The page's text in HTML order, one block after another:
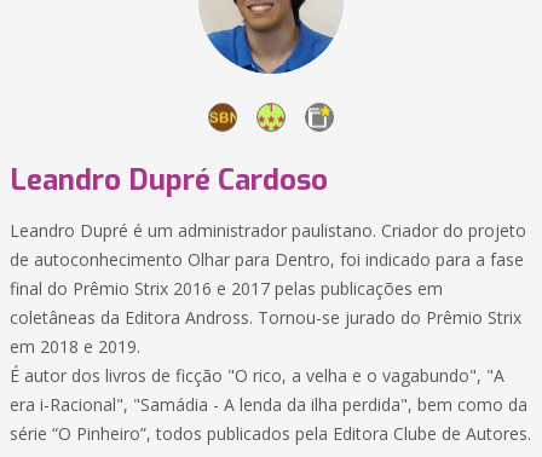
Leandro Dupré Cardoso
Leandro Dupré é um administrador paulistano. Criador do projeto
de autoconhecimento Olhar para Dentro, foi indicado para a fase
final do Prêmio Strix 2016 e 2017 pelas publicações em
coletâneas da Editora Andross. Tornou-se jurado do Prêmio Strix
em 2018 e 2019.
É autor dos livros de ficção "O rico, a velha e o vagabundo", "A
era i-Racional", "Samádia - A lenda da ilha perdida", bem como da
série “O Pinheiro”, todos publicados pela Editora Clube de Autores.